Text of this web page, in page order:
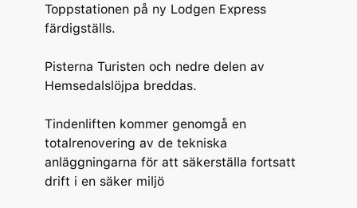
Toppstationen på ny Lodgen Express
färdigställs.
Pisterna Turisten och nedre delen av
Hemsedalslöjpa breddas.
Tindenliften kommer genomgå en
totalrenovering av de tekniska
anläggningarna för att säkerställa fortsatt
drift i en säker miljö